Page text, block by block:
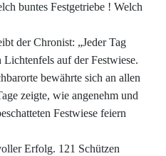
buntes Festgetriebe ! Welch
der Chronist: „Jeder Tag
auf der Festwiese.
bewährte sich an allen
zeigte, wie angenehm und
Festwiese feiern
Erfolg. 121 Schützen